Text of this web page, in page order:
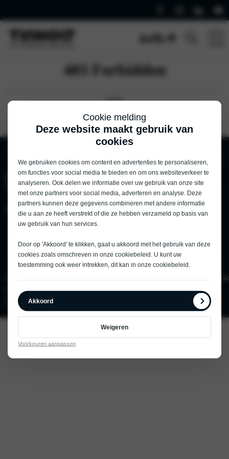
Cookie melding
Deze website maakt gebruik van
cookies
We gebruiken cookies om content en advertenties te personaliseren,
om functies voor social media te bieden en om ons websiteverkeer te
analyseren. Ook delen we informatie over uw gebruik van onze site
met onze partners voor social media, adverteren en analyse. Deze
partners kunnen deze gegevens combineren met andere informatie
die u aan ze heeft verstrekt of die ze hebben verzameld op basis van
uw gebruik van hun services.
Door op 'Akkoord' te klikken, gaat u akkoord met het gebruik van deze
cookies zoals omschreven in onze cookiebeleid . U kunt uw
toestemming ook weer intrekken, dit kan in onze cookiebeleid
Akkoord
Weigeren
Voorkeuren aanpassen
Automobielbedrijf
Tinholt
Acties
Vestiging
Automobielbedrijf
PowerKraut
& Service
ons
Werkplaatsafspraak